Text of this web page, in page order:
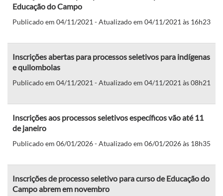
Educação do Campo
Publicado em 04/11/2021 - Atualizado em 04/11/2021 às 16h23
Inscrições abertas para processos seletivos para indígenas
e quilombolas
Publicado em 04/11/2021 - Atualizado em 04/11/2021 às 08h21
Inscrições aos processos seletivos específicos vão até 11
de janeiro
Publicado em 06/01/2026 - Atualizado em 06/01/2026 às 18h35
Inscrições de processo seletivo para curso de Educação do
Campo abrem em novembro